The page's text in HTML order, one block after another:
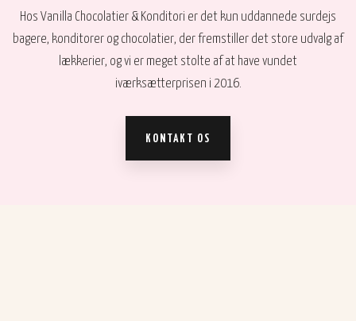
Hos Vanilla Chocolatier & Konditori er det kun uddannede surdejs
bagere, konditorer og chocolatier, der fremstiller det store udvalg af
lækkerier, og vi er meget stolte af at have vundet
iværksætterprisen i 2016.
KONTAKT OS